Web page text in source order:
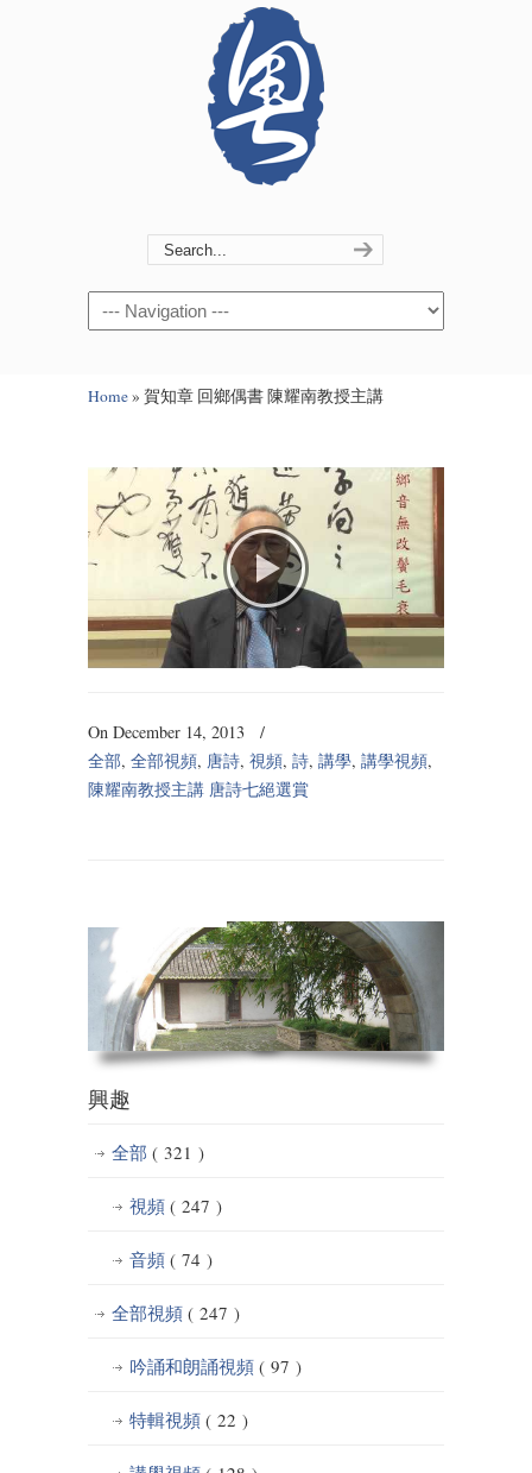
Navigation
Home» 賀知章 回鄉偶書 陳耀南教授主講
On December 14, 2013
/
全部, 全部視頻, 唐詩, 視頻, 詩, 講學, 講學視頻,
陳耀南教授主講 唐詩七絕選賞
興趣
全部 ( 321 )
視頻 ( 247 )
音頻 ( 74 )
全部視頻 ( 247 )
吟誦和朗誦視頻 ( 97 )
特輯視頻 ( 22 )